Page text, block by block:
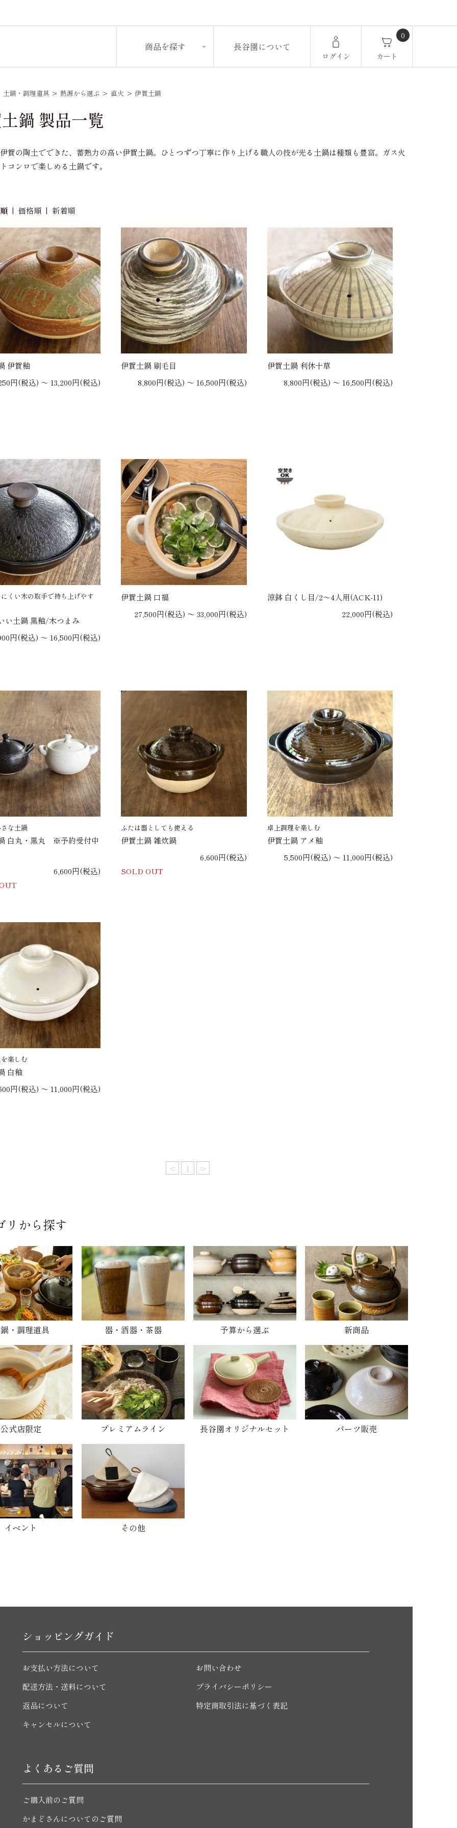
商品を探す 長谷園について
ログイン
0
カート
土鍋・調理道具 > 熱源から選ぶ > 直火 > 伊賀土鍋
鍋 製品一覧
賀の陶土でできた、蓄熱力の高い伊賀土鍋。ひとつずつ丁寧に作り上げる職人の技が光る土鍋は種類も豊富。ガス火
コンロで楽しめる土鍋です。
|価格順 | 新着順
伊賀釉
円(税込) 〜 13,200円(税込)
伊賀土鍋 刷毛目
8,800円(税込) 〜 16,500円(税込)
伊賀土鍋 利休十草
8,800円(税込) 〜 16,500円(税込)
くい木の取手で持ち上げやす
い土鍋 黒釉/木つまみ
円(税込) 〜 16,500円(税込)
伊賀土鍋 口福
27,500円(税込) 〜 33,000円(税込)
涼鉢 白くし目/2～4人用(ACK-11)
22,000円(税込)
な土鍋
白丸・黒丸 ※予約受付中
6,600円(税込)
ふたは器としても使える
伊賀土鍋 雑炊鍋
6,600円(税込)
SOLD OUT
卓上調理を楽しむ
伊賀土鍋 アメ釉
5,500円(税込) 〜 11,000円(税込)
楽しむ
白釉
円(税込) 〜 11,000円(税込)
< 1 >
リから探す
・調理道具 器・酒器・茶器 予算から選ぶ 新商品
公式店限定 プレミアムライン 長谷園オリジナルセット パーツ販売
イベント その他
ショッピングガイド
お支払い方法について
配送方法・送料について
返品について
キャンセルについて
お問い合わせ
プライバシーポリシー
特定商取引法に基づく表記
よくあるご質問
ご購入前のご質問
かまどさんについてのご質問